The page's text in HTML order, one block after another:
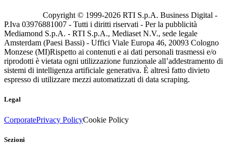
Copyright © 1999-2026 RTI S.p.A. Business Digital -
P.Iva 03976881007 - Tutti i diritti riservati - Per la pubblicità
Mediamond S.p.A. - RTI S.p.A., Mediaset N.V., sede legale
Amsterdam (Paesi Bassi) - Uffici Viale Europa 46, 20093 Cologno
Monzese (MI)Rispetto ai contenuti e ai dati personali trasmessi e/o
riprodotti è vietata ogni utilizzazione funzionale all’addestramento di
sistemi di intelligenza artificiale generativa. È altresì fatto divieto
espresso di utilizzare mezzi automatizzati di data scraping.
Legal
CorporatePrivacy PolicyCookie Policy
Sezioni